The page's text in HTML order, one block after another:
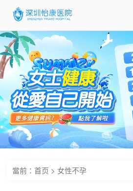
當前： 首页 > 女性不孕